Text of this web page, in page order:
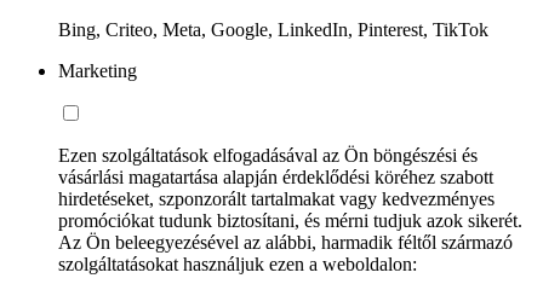
Bing, Criteo, Meta, Google, LinkedIn, Pinterest, TikTok
Marketing
Ezen szolgáltatások elfogadásával az Ön böngészési és
vásárlási magatartása alapján érdeklődési köréhez szabott
hirdetéseket, szponzorált tartalmakat vagy kedvezményes
promóciókat tudunk biztosítani, és mérni tudjuk azok sikerét.
Az Ön beleegyezésével az alábbi, harmadik féltől származó
szolgáltatásokat használjuk ezen a weboldalon: